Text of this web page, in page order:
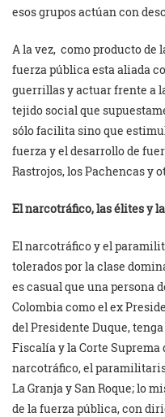
esos grupos actúan con
A la vez, como producto
fuerza pública esta aliada
guerrillas y actuar frente a
tejido social que
sólo facilita sino que
fuerza y el desarrollo de
Rastrojos, los Pachencas y
El narcotráfico, las élites y
El narcotráfico y el
tolerados por la clase
es casual que una persona
Colombia como el ex
del Presidente Duque,
Fiscalía y la Corte
narcotráfico, el
La Granja y San Roque; lo
de la fuerza pública, con